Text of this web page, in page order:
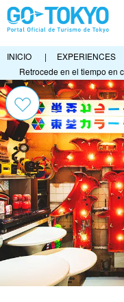
INICIO | EXPERIENCES
Retrocede en el tiempo en